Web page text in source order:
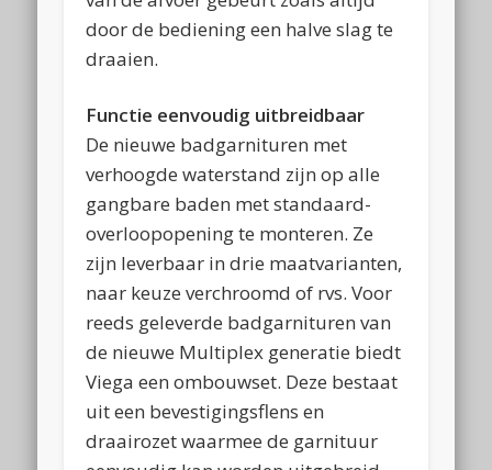
door de bediening een halve slag te
draaien.
Functie eenvoudig uitbreidbaar
De nieuwe badgarnituren met
verhoogde waterstand zijn op alle
gangbare baden met standaard-
overloopopening te monteren. Ze
zijn leverbaar in drie maatvarianten,
naar keuze verchroomd of rvs. Voor
reeds geleverde badgarnituren van
de nieuwe Multiplex generatie biedt
Viega een ombouwset. Deze bestaat
uit een bevestigingsflens en
draairozet waarmee de garnituur